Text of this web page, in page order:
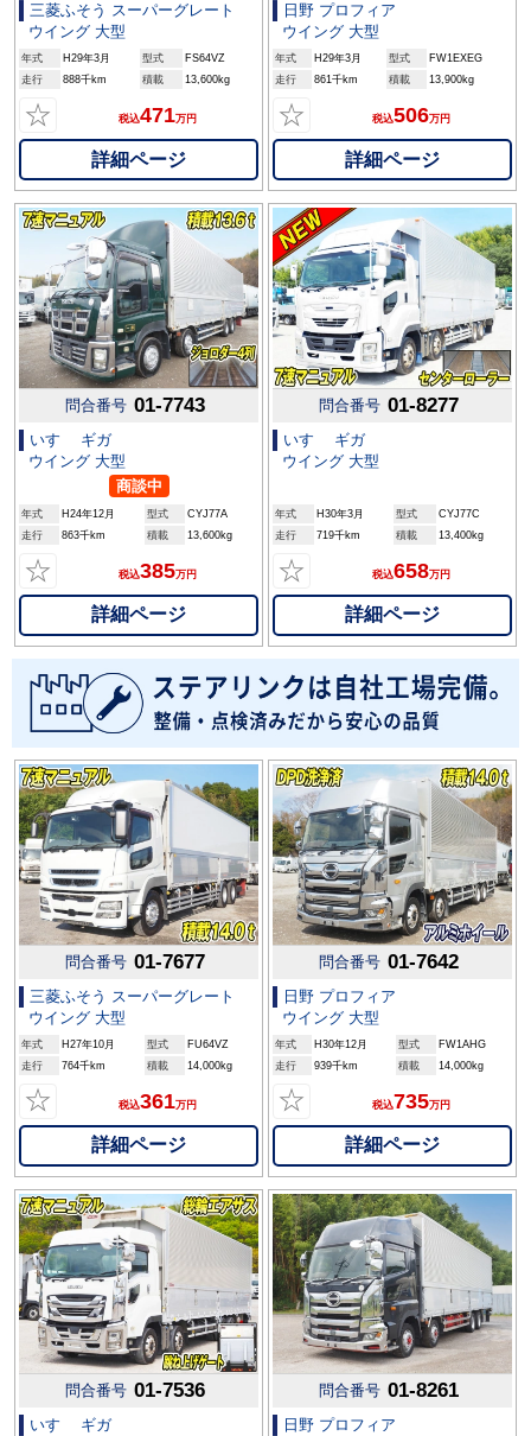
三菱ふそう スーパーグレート
ウイング 大型
年式 H29年3月 型式
FS64VZ
走行
888千km 積載 13,600kg
☆ 税込471万円
詳細ページ
日野 プロフィア
ウイング 大型
年式 H29年3月 型式
FW1EXEG
走行
861千km 積載 13,900kg
☆ 税込506万円
詳細ページ
問合番号 01-7743
いすゞ ギガ
ウイング 大型
商談中
年式 H24年12月 型式
CYJ77A
走行
863千km 積載 13,600kg
☆ 税込385万円
詳細ページ
問合番号 01-8277
いすゞ ギガ
ウイング 大型
年式 H30年3月 型式
CYJ77C
走行
719千km 積載 13,400kg
☆ 税込658万円
詳細ページ
問合番号 01-7677
三菱ふそう スーパーグレート
ウイング 大型
年式 H27年10月 型式
FU64VZ
走行
764千km 積載 14,000kg
☆ 税込361万円
詳細ページ
問合番号 01-7642
日野 プロフィア
ウイング 大型
年式 H30年12月 型式
FW1AHG
走行
939千km 積載 14,000kg
☆ 税込735万円
詳細ページ
問合番号 01-7536
いすゞ ギガ
問合番号 01-8261
日野 プロフィア